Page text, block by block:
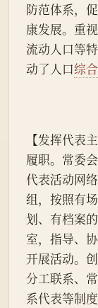
防范体系，
康发展。重
流动人口等
动了人口综
【发挥代表
履职。常委
代表活动网
组，按照有
划、有档案
室，指导、
开展活动。
分工联系、
系代表等制